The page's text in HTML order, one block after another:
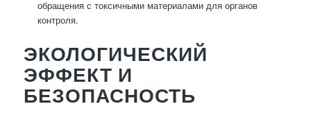
обращения с токсичными материалами для органов
контроля.
ЭКОЛОГИЧЕСКИЙ
ЭФФЕКТ И
БЕЗОПАСНОСТЬ